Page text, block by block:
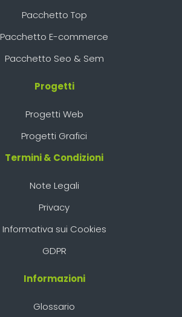
Pacchetto Top
Pacchetto E-commerce
Pacchetto Seo & Sem
Progetti
Progetti Web
Progetti Grafici
Termini & Condizioni
Note Legali
Privacy
Informativa sui Cookies
GDPR
Informazioni
Glossario